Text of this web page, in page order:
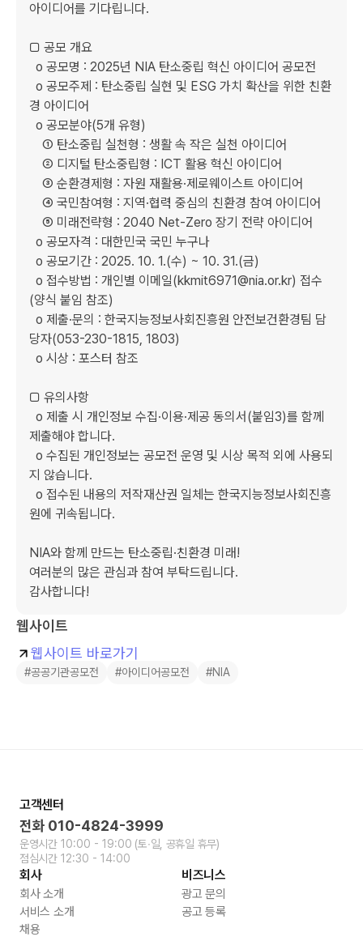
아이디어를 기다립니다.
□ 공모 개요
경 아이디어
(양식 붙임 참조)
당자(053-230-1815, 1803)
□ 유의사항
제출해야 합니다.
지 않습니다.
원에 귀속됩니다.
NIA와 함께 만드는 탄소중립·친환경 미래!
여러분의 많은 관심과 참여 부탁드립니다.
감사합니다!
웹사이트
웹사이트 바로가기
#공공기관공모전 #아이디어공모전 #NIA
고객센터
전화 010-4824-3999
운영시간 10:00 - 19:00 (토∙일, 공휴일 휴무)
점심시간 12:30 - 14:00
회사
회사 소개
서비스 소개
채용
비즈니스
광고 문의
공고 등록